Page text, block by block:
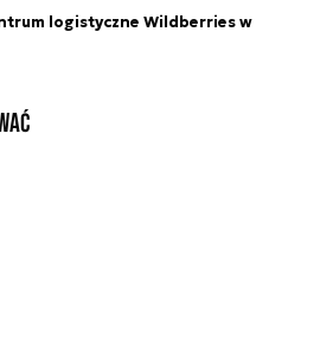
logistyczne Wildberries w